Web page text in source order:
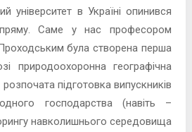
університет в Україні опинився
Саме у нас професором
була створена перша
природоохоронна географічна
підготовка випускників
господарства (навіть –
навколишнього середовища